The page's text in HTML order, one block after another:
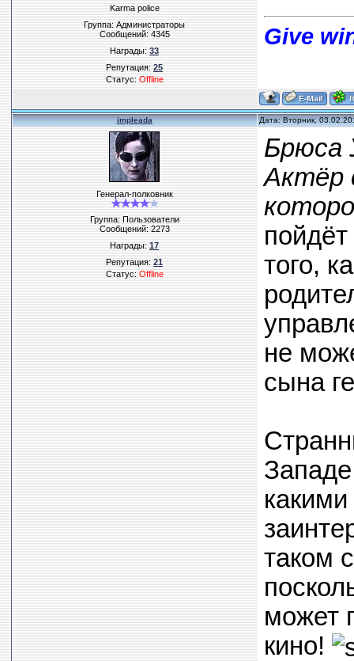
Karma police
Группа: Администраторы
Сообщений:4345
Награды:33
Репутация:25
Статус:Offline
Give
impleada Дата: Вторник,
Генерал-полковник
Группа: Пользователи
Сообщений:2273
Награды:17
Репутация:21
Статус:Offline
Брюса
Актёр
того,
не
сына
таком
может
кино!